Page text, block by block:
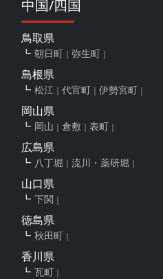
中国/四国
鳥取県
朝日町 弥生町
島根県
松江 代官町 伊勢宮町
岡山県
岡山 倉敷 表町
広島県
八丁堀 流川・薬研堀
山口県
下関
徳島県
秋田町
香川県
瓦町